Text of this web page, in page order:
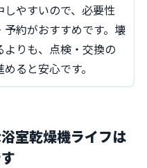
約がおすすめです。壊
りも、点検・交換の
ると安心です。
室乾燥機ライフは